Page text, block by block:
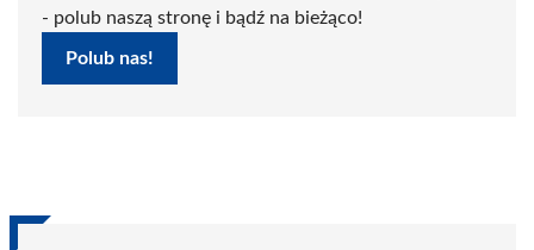
- polub naszą stronę i bądź na bieżąco!
Polub nas!